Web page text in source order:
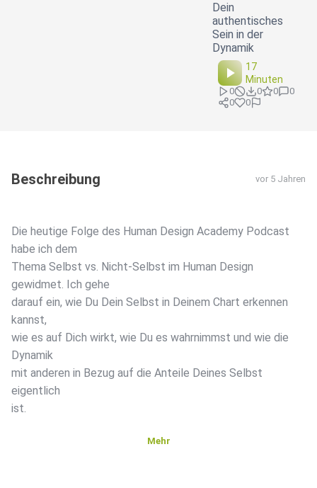
Dein
authentisches
Sein in der
Dynamik
17
Minuten
0 0 0
0
0
0
Beschreibung vor 5 Jahren
Die heutige Folge des Human Design Academy Podcast
habe ich dem
Thema Selbst vs. Nicht-Selbst im Human Design
gewidmet. Ich gehe
darauf ein, wie Du Dein Selbst in Deinem Chart erkennen
kannst,
wie es auf Dich wirkt, wie Du es wahrnimmst und wie die
Dynamik
mit anderen in Bezug auf die Anteile Deines Selbst
eigentlich
ist.
Mehr